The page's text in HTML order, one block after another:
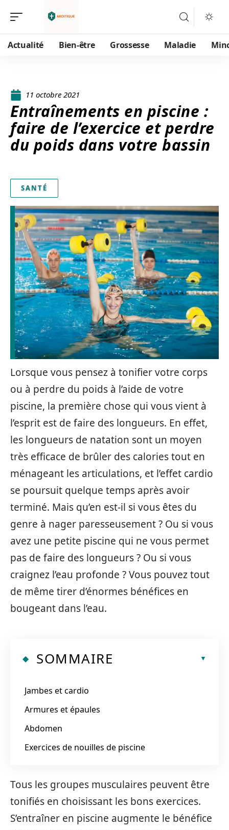
Actualité Bien-être Grossesse Maladie
11 octobre 2021
Entraînements en piscine :
faire de l’exercice et perdre
du poids dans votre bassin
SANTÉ
Lorsque vous pensez à tonifier votre corps
ou à perdre du poids à l’aide de votre
piscine, la première chose qui vous vient à
l’esprit est de faire des longueurs. En effet,
les longueurs de natation sont un moyen
très efficace de brûler des calories tout en
ménageant les articulations, et l’effet cardio
se poursuit quelque temps après avoir
terminé. Mais qu’en est-il si vous êtes du
genre à nager paresseusement ? Ou si vous
avez une petite piscine qui ne vous permet
pas de faire des longueurs ? Ou si vous
craignez l’eau profonde ? Vous pouvez tout
de même tirer d’énormes bénéfices en
bougeant dans l’eau.
SOMMAIRE
Jambes et cardio
Armures et épaules
Abdomen
Exercices de nouilles de piscine
Tous les groupes musculaires peuvent être
tonifiés en choisissant les bons exercices.
S’entraîner en piscine augmente le bénéfice